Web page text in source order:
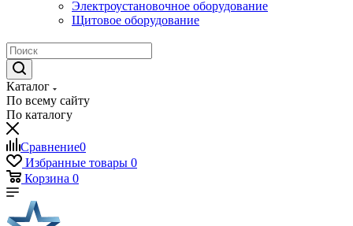
Электроустановочное оборудование
Щитовое оборудование
Каталог
По всему сайту
По каталогу
Сравнение0
Избранные товары 0
Корзина 0